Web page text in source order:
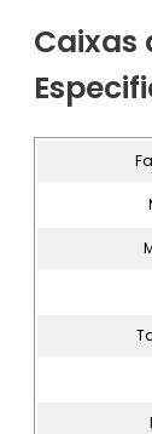
Caixas